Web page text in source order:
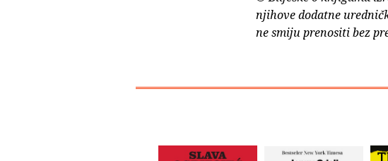
njihove dodatne
ne smiju prenositi bez